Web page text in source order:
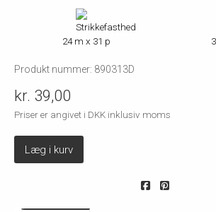
24 m x 31 p
Produkt nummer: 890313D
kr. 39,00
Priser er angivet i DKK inklusiv moms
Læg i kurv